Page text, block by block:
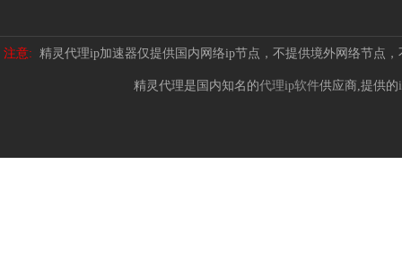
注意: 精灵代理ip加速器仅提供国内网络ip节点，不提供境外网络节点
精灵代理是国内知名的代理ip软件供应商,提供的